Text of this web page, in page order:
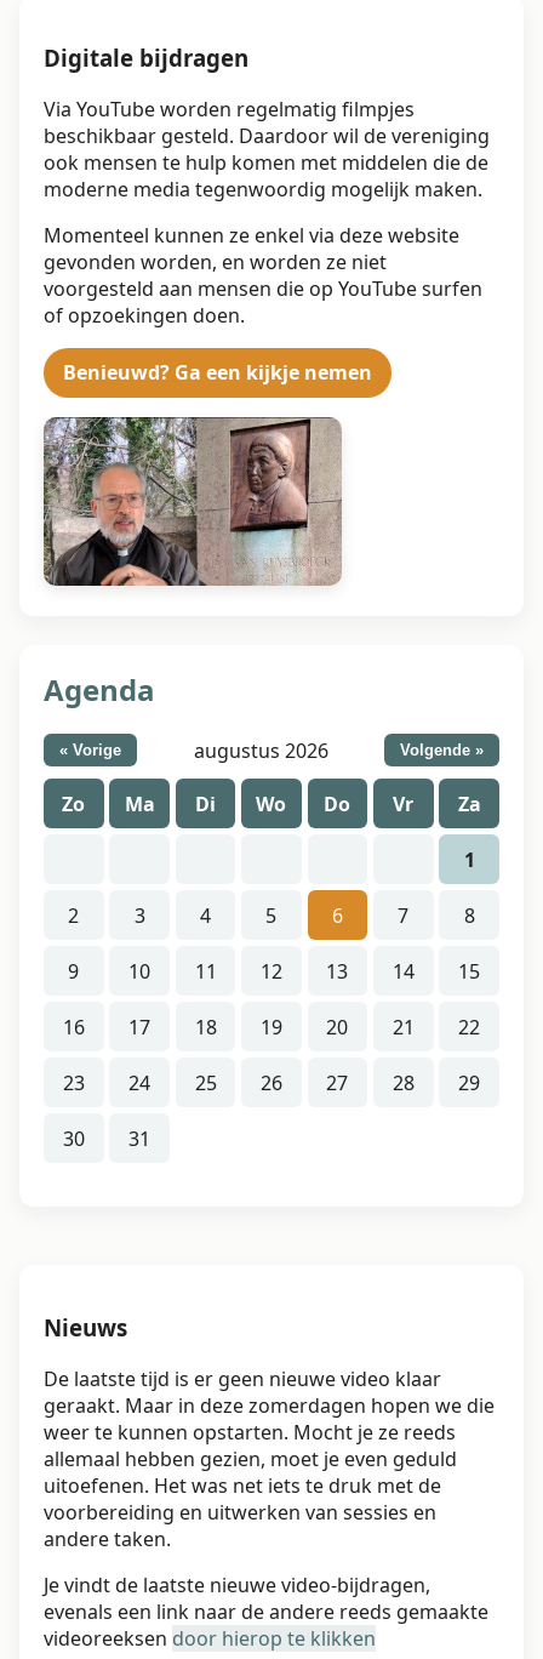
Digitale bijdragen
Via YouTube worden regelmatig filmpjes
beschikbaar gesteld. Daardoor wil de vereniging
ook mensen te hulp komen met middelen die de
moderne media tegenwoordig mogelijk maken.
Momenteel kunnen ze enkel via deze website
gevonden worden, en worden ze niet
voorgesteld aan mensen die op YouTube surfen
of opzoekingen doen.
Benieuwd? Ga een kijkje nemen
Agenda
« Vorige augustus 2026 Volgende »
Zo Ma Di Wo Do Vr Za
1
2 3 4 5 6 7 8
9 10 11 12 13 14 15
16 17 18 19 20 21 22
23 24 25 26 27 28 29
30 31
Nieuws
De laatste tijd is er geen nieuwe video klaar
geraakt. Maar in deze zomerdagen hopen we die
weer te kunnen opstarten. Mocht je ze reeds
allemaal hebben gezien, moet je even geduld
uitoefenen. Het was net iets te druk met de
voorbereiding en uitwerken van sessies en
andere taken.
Je vindt de laatste nieuwe video-bijdragen,
evenals een link naar de andere reeds gemaakte
videoreeksen door hierop te klikken